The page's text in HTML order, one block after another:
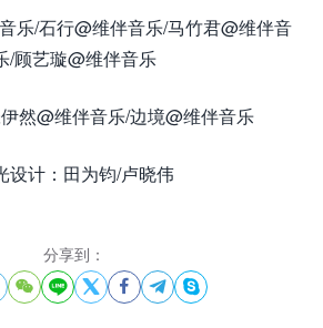
乐/石行@维伴音乐/马竹君@维伴音
/顾艺璇@维伴音乐
然@维伴音乐/边境@维伴音乐
设计：田为钧/卢晓伟
分享到：
     